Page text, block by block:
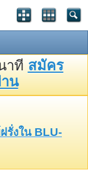
าที สมัคร
น
รั่งใน BLU-